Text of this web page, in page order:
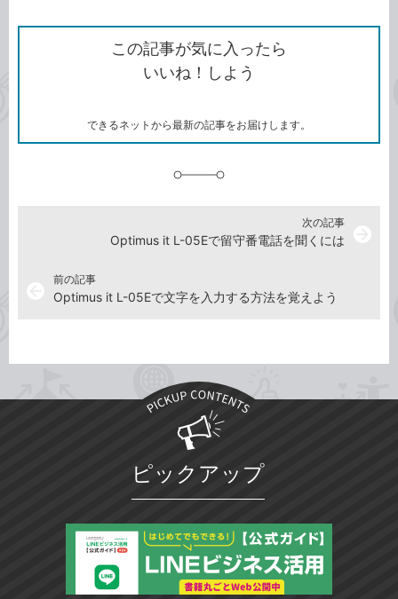
で
シ
ェ
ア
シ
ェ
ア
な
ブ
ッ
ク
ク
ク
を
コ
この記事が気に入ったら
いいね！しよう
できるネットから最新の記事をお届けします。
前の記事
Optimus it L-05Eで文字を入力する方法を覚えよう
次の記事
Optimus it L-05Eで留守番電話を聞くには
ピックアップ